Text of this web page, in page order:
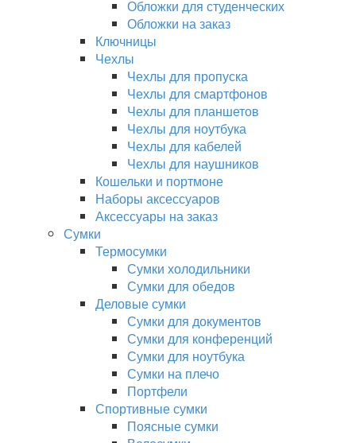
Обложки для студенческих
Обложки на заказ
Ключницы
Чехлы
Чехлы для пропуска
Чехлы для смартфонов
Чехлы для планшетов
Чехлы для ноутбука
Чехлы для кабелей
Чехлы для наушников
Кошельки и портмоне
Наборы аксессуаров
Аксессуары на заказ
Сумки
Термосумки
Сумки холодильники
Сумки для обедов
Деловые сумки
Сумки для документов
Сумки для конференций
Сумки для ноутбука
Сумки на плечо
Портфели
Спортивные сумки
Поясные сумки